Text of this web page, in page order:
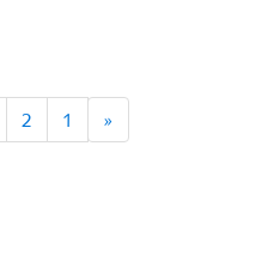
«
1
2